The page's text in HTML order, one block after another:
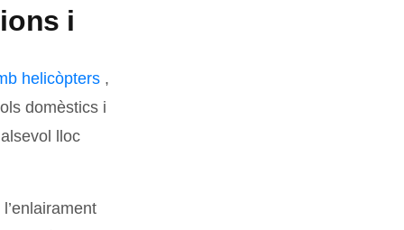
i
helicòpters ,
domèstics i
lloc